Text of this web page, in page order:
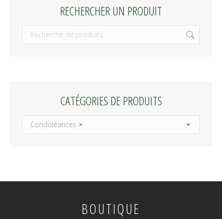
RECHERCHER UN PRODUIT
CATÉGORIES DE PRODUITS
×
Condoléances
BOUTIQUE